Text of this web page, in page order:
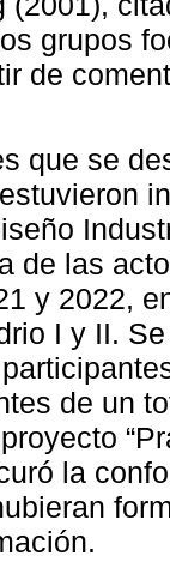
grupos
de
que se
de las
y 2022,
I y II.
de un
la